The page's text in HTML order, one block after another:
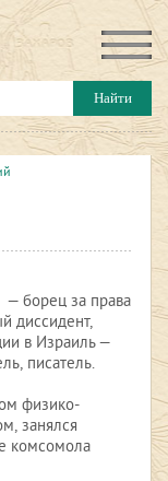
— борец за права
диссидент,
в Израиль —
писатель.
физико-
занялся
комсомола